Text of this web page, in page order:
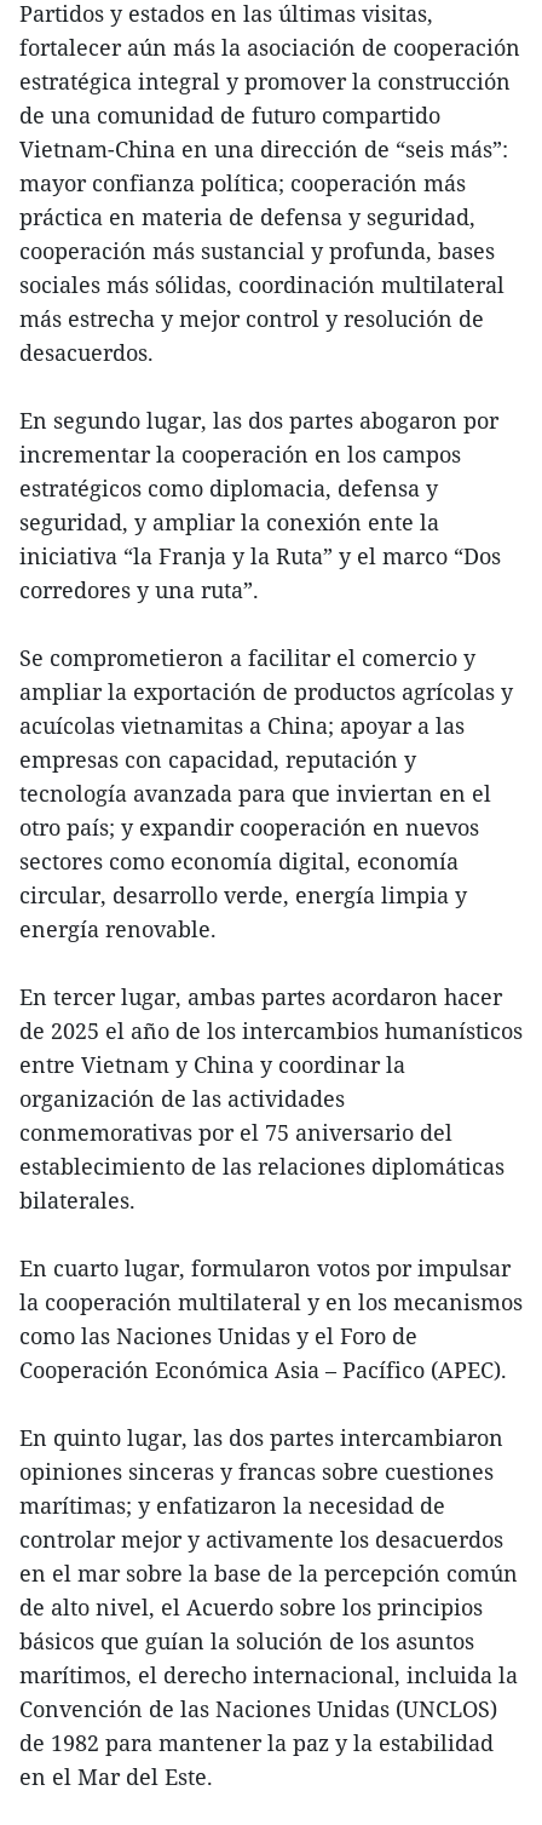
Partidos y estados en las últimas visitas,
fortalecer aún más la asociación de cooperación
estratégica integral y promover la construcción
de una comunidad de futuro compartido
Vietnam-China en una dirección de “seis más”:
mayor confianza política; cooperación más
práctica en materia de defensa y seguridad,
cooperación más sustancial y profunda, bases
sociales más sólidas, coordinación multilateral
más estrecha y mejor control y resolución de
desacuerdos.
En segundo lugar, las dos partes abogaron por
incrementar la cooperación en los campos
estratégicos como diplomacia, defensa y
seguridad, y ampliar la conexión ente la
iniciativa “la Franja y la Ruta” y el marco “Dos
corredores y una ruta”.
Se comprometieron a facilitar el comercio y
ampliar la exportación de productos agrícolas y
acuícolas vietnamitas a China; apoyar a las
empresas con capacidad, reputación y
tecnología avanzada para que inviertan en el
otro país; y expandir cooperación en nuevos
sectores como economía digital, economía
circular, desarrollo verde, energía limpia y
energía renovable.
En tercer lugar, ambas partes acordaron hacer
de 2025 el año de los intercambios humanísticos
entre Vietnam y China y coordinar la
organización de las actividades
conmemorativas por el 75 aniversario del
establecimiento de las relaciones diplomáticas
bilaterales.
En cuarto lugar, formularon votos por impulsar
la cooperación multilateral y en los mecanismos
como las Naciones Unidas y el Foro de
Cooperación Económica Asia – Pacífico (APEC).
En quinto lugar, las dos partes intercambiaron
opiniones sinceras y francas sobre cuestiones
marítimas; y enfatizaron la necesidad de
controlar mejor y activamente los desacuerdos
en el mar sobre la base de la percepción común
de alto nivel, el Acuerdo sobre los principios
básicos que guían la solución de los asuntos
marítimos, el derecho internacional, incluida la
Convención de las Naciones Unidas (UNCLOS)
de 1982 para mantener la paz y la estabilidad
en el Mar del Este.